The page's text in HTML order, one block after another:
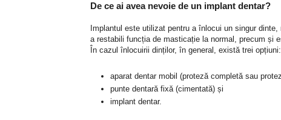
De ce ai avea nevoie de un implant dentar?
Implantul este utilizat pentru a înlocui un singur
a restabili funcția de masticație la normal, precum și
În cazul înlocuirii dinților, în general, există trei opțiuni:
aparat dentar mobil (proteză completă sau
punte dentară fixă ​​(cimentată) și
implant dentar.